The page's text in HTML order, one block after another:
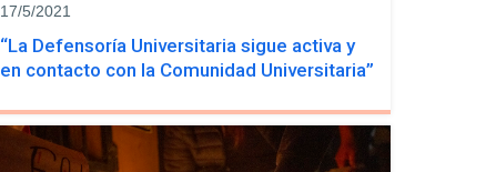
17/5/2021
“La Defensoría Universitaria sigue activa y
en contacto con la Comunidad Universitaria”